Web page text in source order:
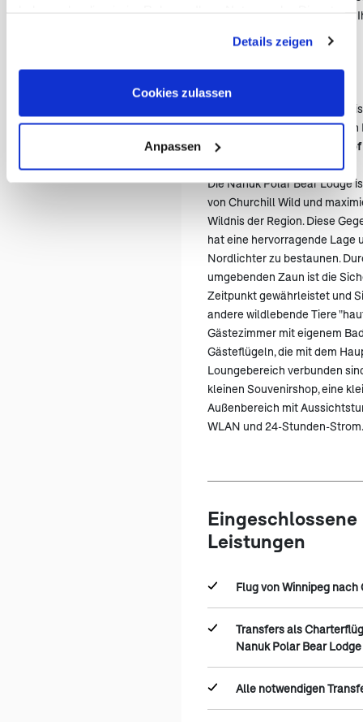
Cookies, wenn Sie unsere Webseite weiterhin nutzen.
Details zeigen
Cookies zulassen
Anpassen
Eindrücken im Gepäck endet
heute.
Nanuk Polar Bear Lodge
Die Nanuk Polar Bear Lodge
Lage mit Blick auf die Hudson
Geographic Unique Lodges
Die Nanuk Polar Bear Lodge
von Churchill Wild und
Wildnis der Region. Diese
hat eine hervorragende Lage
Nordlichter zu bestaunen.
umgebenden Zaun ist die
Zeitpunkt gewährleistet und
andere wildlebende Tiere
Gästezimmer mit eigenem
Gästeflügeln, die mit dem
Loungebereich verbunden
kleinen Souvenirshop, eine
Außenbereich mit
WLAN und 24-Stunden-Strom.
Eingeschlossene
Leistungen
Flug von Winnipeg
Transfers als
Nanuk Polar Bear
Alle notwendigen